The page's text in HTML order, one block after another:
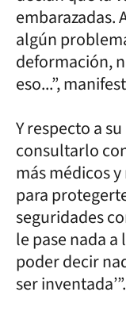
embarazadas.
algún
deformación,
eso...”,
Y respecto a
consultarlo
más médicos
para
seguridades
le pase nada a
poder decir
ser inventada’”.